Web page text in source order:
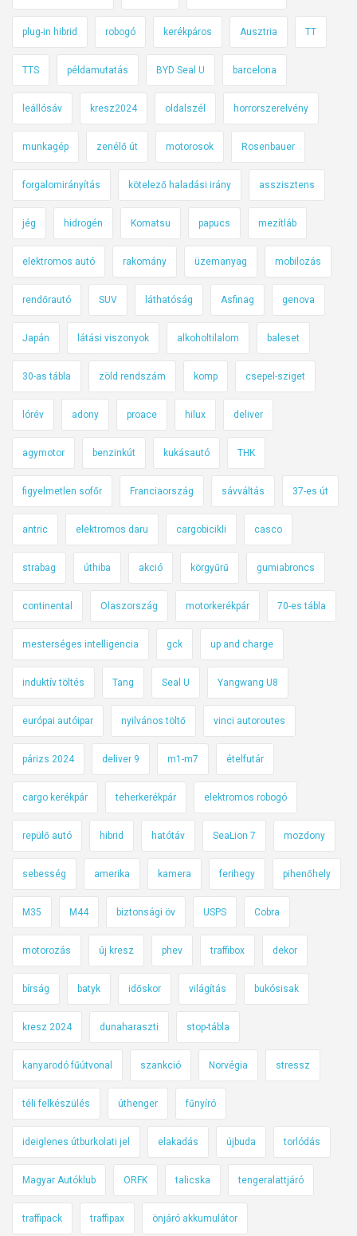
plug-in hibrid robogó kerékpáros Ausztria TT
TTS példamutatás BYD Seal U barcelona
leállósáv kresz2024 oldalszél horrorszerelvény
munkagép zenélő út motorosok Rosenbauer
forgalomirányítás kötelező haladási irány asszisztens
jég hidrogén Komatsu papucs mezítláb
elektromos autó rakomány üzemanyag mobilozás
rendőrautó SUV láthatóság Asfinag genova
Japán látási viszonyok alkoholtilalom baleset
30-as tábla zöld rendszám komp csepel-sziget
lórév adony proace hilux deliver
agymotor benzinkút kukásautó THK
figyelmetlen sofőr Franciaország sávváltás 37-es út
antric elektromos daru cargobicikli casco
strabag úthiba akció körgyűrű gumiabroncs
continental Olaszország motorkerékpár 70-es tábla
mesterséges intelligencia gck up and charge
induktív töltés Tang Seal U Yangwang U8
európai autóipar nyilvános töltő vinci autoroutes
párizs 2024 deliver 9 m1-m7 ételfutár
cargo kerékpár teherkerékpár elektromos robogó
repülő autó hibrid hatótáv SeaLion 7 mozdony
sebesség amerika kamera ferihegy pihenőhely
M35 M44 biztonsági öv USPS Cobra
motorozás új kresz phev traffibox dekor
bírság batyk időskor világítás bukósisak
kresz 2024 dunaharaszti stop-tábla
kanyarodó fűútvonal szankció Norvégia stressz
téli felkészülés úthenger fűnyíró
ideiglenes útburkolati jel elakadás újbuda torlódás
Magyar Autóklub ORFK talicska tengeralattjáró
traffipack traffipax önjáró akkumulátor